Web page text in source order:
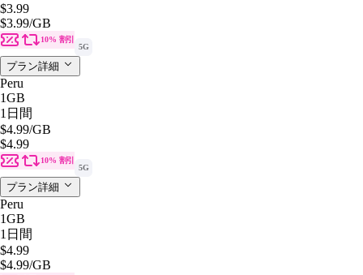
$3.99
$3.99/GB
10% 割引
5G
プラン詳細
Peru
1GB
1日間
$4.99/GB
$4.99
10% 割引
5G
プラン詳細
Peru
1GB
1日間
$4.99
$4.99/GB